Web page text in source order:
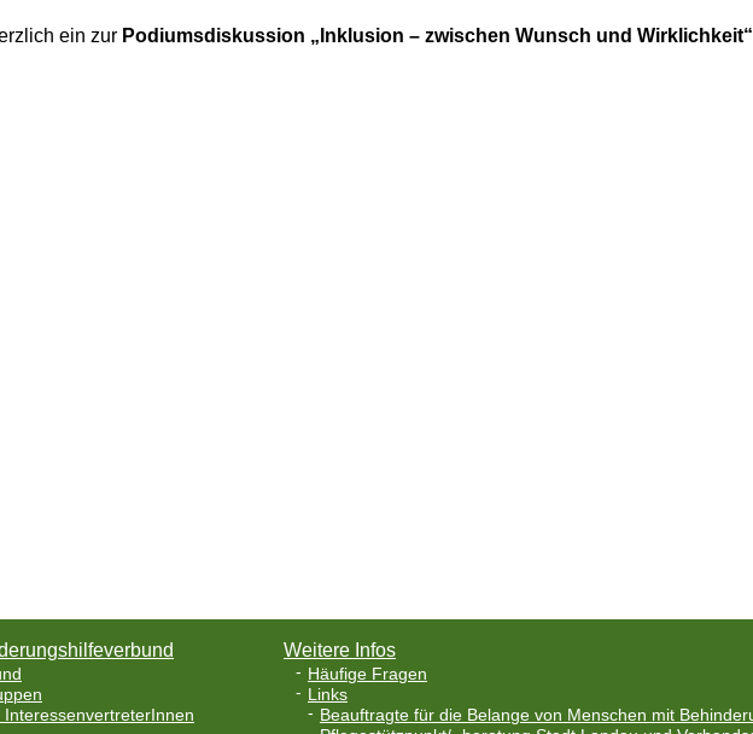
ein zur Podiumsdiskussion „Inklusion – zwischen Wunsch und Wirklichkeit“
InteressenvertreterInnen
Weitere Infos
Häufige Fragen
Links
Beauftragte für die Belange von Menschen mit